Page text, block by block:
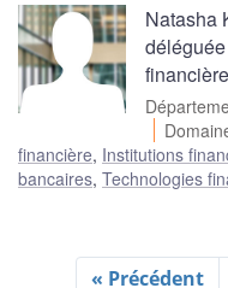
Natasha
financière, Institutions
bancaires, Technologies
« Précédent